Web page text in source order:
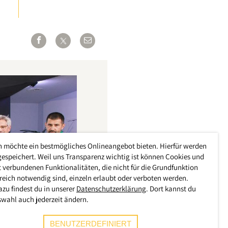
möchte ein bestmögliches Onlineangebot bieten. Hierfür werden
Weil uns Transparenz wichtig ist können Cookies und
verbundenen Funktionalitäten, die nicht für die Grundfunktion
notwendig sind, einzeln erlaubt oder verboten werden.
findest du in unserer Datenschutzerklärung. Dort kannst du
auch jederzeit ändern.
BENUTZERDEFINIERT